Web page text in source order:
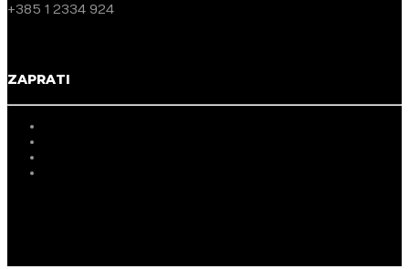
+385 1 2334 924
ZAPRATI